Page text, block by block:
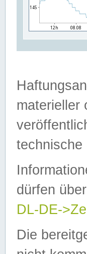
materieller
technische
dürfen
DL-DE-
Die